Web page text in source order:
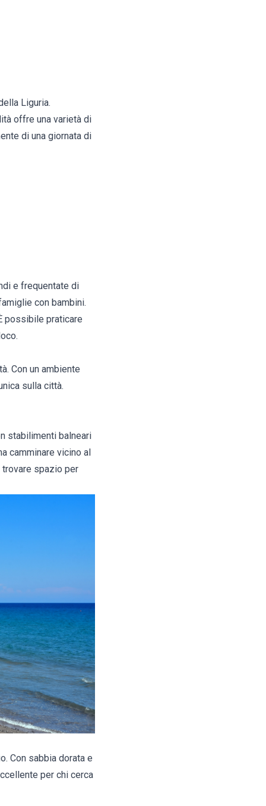
Liguria.
offre una varietà di
di una giornata di
e frequentate di
con bambini.
possibile praticare
Con un ambiente
sulla città.
stabilimenti balneari
camminare vicino al
trovare spazio per
Con sabbia dorata e
per chi cerca